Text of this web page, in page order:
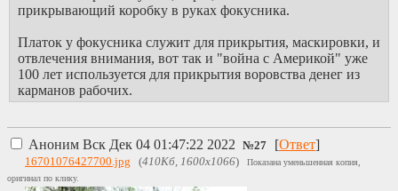
прикрывающий коробку в руках фокусника.
Платок у фокусника служит для прикрытия, маскировки, и
отвлечения внимания, вот так и "война с Америкой" уже
100 лет используется для прикрытия воровства денег из
карманов рабочих.
Аноним Вск Дек 04 01:47:22 2022 №27 [Ответ]
16701076427700.jpg (410Кб, 1600x1066)
Показана уменьшенная копия,
оригинал по клику.